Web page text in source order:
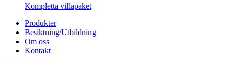
Kompletta villapaket
Produkter
Besiktning/Utbildning
Om oss
Kontakt